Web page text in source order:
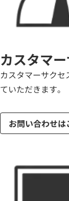
カスタマ
カスタマーサク
ていただきます。
お問い合わせは